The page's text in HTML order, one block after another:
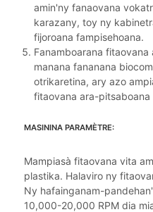
amin'ny fanaovana
karazany, toy ny
fijoroana fampisehoana.
Fanamboarana
manana fananana
otrikaretina, ary azo
fitaovana ara-
MASININA PARAMÈTRE:
Mampiasà fitaovana vita
plastika. Halaviro ny
Ny hafainganam-
10,000-20,000 RPM dia